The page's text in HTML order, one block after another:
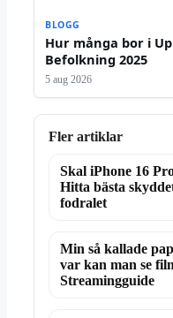
BLOGG
Hur många bor i
Befolkning 2025
5 aug 2026
Fler artiklar
Skal iPhone 16
Hitta bästa
fodralet
Min så kallade
var kan man se
Streamingguide